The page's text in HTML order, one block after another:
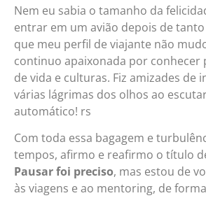
Nem eu sabia o tamanho da
entrar em um avião depois de
que meu perfil de viajante não
continuo apaixonada por conhecer
de vida e culturas. Fiz amizades de
várias lágrimas dos olhos ao
automático! rs
Com toda essa bagagem e
tempos, afirmo e reafirmo o título
Pausar foi preciso, mas estou de
às viagens e ao mentoring, de